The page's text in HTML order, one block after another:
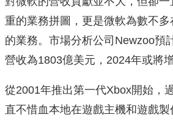
重的業務拼圖，更是微軟為數不
的業務。市場分析公司Newzoo預
營收為1803億美元，2024年或將
從2001年推出第一代Xbox開始，
直不惜血本地在遊戲主機和遊戲